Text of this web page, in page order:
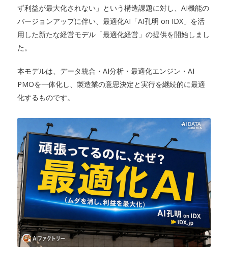
ず利益が最大化されない」という構造課題に対し、AI機能の
バージョンアップに伴い、最適化AI「AI孔明 on IDX」を活
用した新たな経営モデル「最適化経営」の提供を開始しまし
た。
本モデルは、データ統合・AI分析・最適化エンジン・AI
PMOを一体化し、製造業の意思決定と実行を継続的に最適
化するものです。